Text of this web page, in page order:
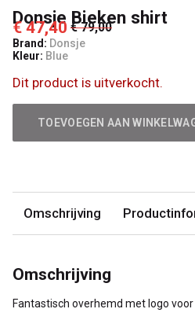
Donsje Bieken shirt
€ 47,40 € 79,00
Brand: Donsje
Kleur: Blue
Dit product is uitverkocht.
TOEVOEGEN AAN
Omschrijving
Omschrijving
Fantastisch overhemd met logo